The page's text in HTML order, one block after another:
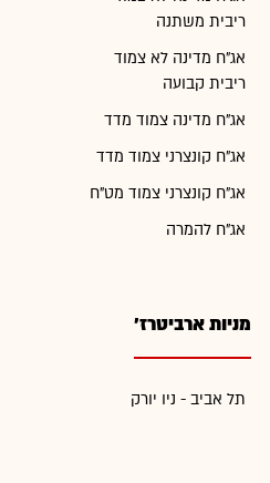
ריבית משתנה
אג"ח מדינה לא צמוד
ריבית קבועה
אג"ח מדינה צמוד מדד
אג"ח קונצרני צמוד מדד
אג"ח קונצרני צמוד מט"ח
אג"ח להמרה
מניות ארביטרז'
תל אביב - ניו יורק